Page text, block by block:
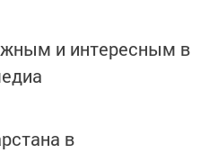
и интересным в
в